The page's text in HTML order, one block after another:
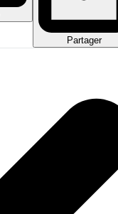
Partager